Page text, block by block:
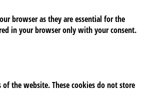
browser as they are essential for the
in your browser only with your consent.
the website. These cookies do not store